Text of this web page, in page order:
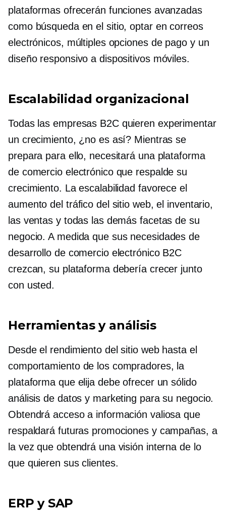
plataformas ofrecerán funciones avanzadas
como búsqueda en el sitio,optar en correos
electrónicos, múltiples opciones de pago y un
diseño responsivo a dispositivos móviles.
Escalabilidad organizacional
Todas las empresas B2C quieren experimentar
un crecimiento, ¿no es así? Mientras se
prepara para ello, necesitará una plataforma
de comercio electrónico que respalde su
crecimiento. La escalabilidad favorece el
aumento del tráfico del sitio web, el inventario,
las ventas y todas las demás facetas de su
negocio. A medida que sus necesidades de
desarrollo de comercio electrónico B2C
crezcan, su plataforma debería crecer junto
con usted.
Herramientas y análisis
Desde el rendimiento del sitio web hasta el
comportamiento de los compradores, la
plataforma que elija debe ofrecer un sólido
análisis de datos y marketing para su negocio.
Obtendrá acceso a información valiosa que
respaldará futuras promociones y campañas, a
la vez que obtendrá una visión interna de lo
que quieren sus clientes.
ERP y SAP